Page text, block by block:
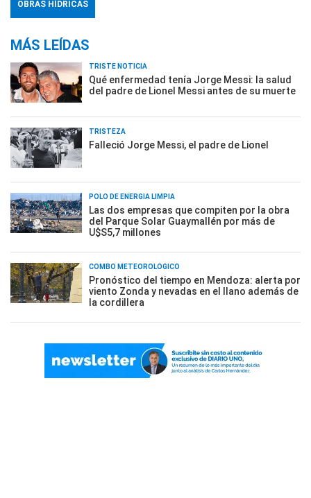
OBRAS HÍDRICAS
MÁS LEÍDAS
TRISTE NOTICIA
Qué enfermedad tenía Jorge Messi: la salud
del padre de Lionel Messi antes de su muerte
TRISTEZA
Falleció Jorge Messi, el padre de Lionel
POLO DE ENERGÍA LIMPIA
Las dos empresas que compiten por la obra
del Parque Solar Guaymallén por más de
U$S5,7 millones
COMBO METEOROLÓGICO
Pronóstico del tiempo en Mendoza: alerta por
viento Zonda y nevadas en el llano además de
la cordillera